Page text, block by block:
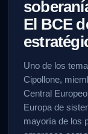
El BCE
Uno de los
Cipollone,
Central
Europa de
mayoría de los